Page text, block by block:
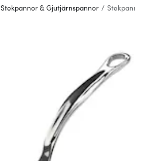
Stekpannor & Gjutjärnspannor / Stekpannor